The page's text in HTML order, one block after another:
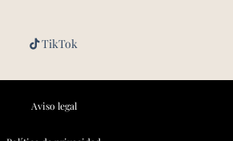
TikTok
Aviso legal